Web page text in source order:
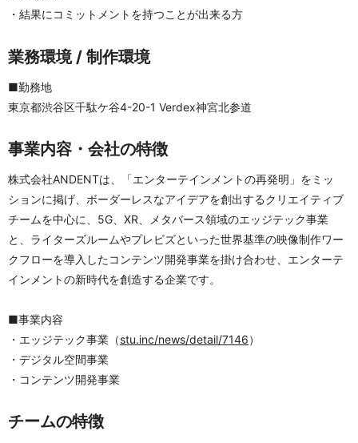
・結果にコミットメントを持つことが出来る方
業務環境 / 制作環境
東京都渋谷区千駄ケ谷4-20-1 Verdex神宮北参道
事業内容・会社の特徴
株式会社ANDENTは、「エンターテインメントの再発明」をミッ
ションに掲げ、ボーダーレスなアイデアを創出するクリエイティブ
チームを中心に、5G、XR、メタバース領域のエッジテック事業
と、ライターズルームやプレビズといった世界基準の映像制作ワー
クフローを導入したコンテンツ開発事業を掛け合わせ、エンターテ
インメントの新時代を創造する企業です。
■事業内容
・エッジテック事業（stu.inc/news/detail/7146）
・デジタル空間事業
・コンテンツ開発事業
チームの特徴